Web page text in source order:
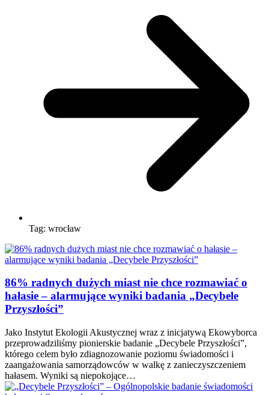
Tag: wrocław
86% radnych dużych miast nie chce rozmawiać o
hałasie – alarmujące wyniki badania „Decybele
Przyszłości”
Jako Instytut Ekologii Akustycznej wraz z inicjatywą Ekowyborca
przeprowadziliśmy pionierskie badanie „Decybele Przyszłości”,
którego celem było zdiagnozowanie poziomu świadomości i
zaangażowania samorządowców w walkę z zanieczyszczeniem
hałasem. Wyniki są niepokojące…